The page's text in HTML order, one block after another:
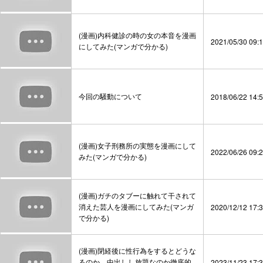
(漫画)内科健診の時の女の本音を漫画
にしてみた(マンガで分かる)
2021/05/30
今回の騒動について 2018/06/22
(漫画)女子刑務所の実態を漫画にして
みた(マンガで分かる)
2022/06/26
(漫画)ガチのタブーに触れて干されて
消えた芸人を漫画にしてみた(マンガ
で分かる)
2020/12/12
(漫画)閉経後に性行為をするとどうな